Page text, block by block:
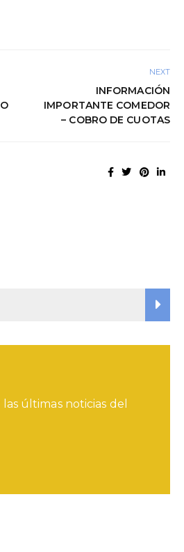
NEXT
INFORMACIÓN
IMPORTANTE COMEDOR
– COBRO DE CUOTAS
últimas noticias del